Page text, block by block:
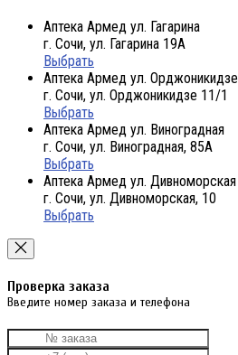
Аптека Армед ул. Гагарина
г. Сочи, ул. Гагарина 19А
Выбрать
Аптека Армед ул. Орджоникидзе
г. Сочи, ул. Орджоникидзе 11/1
Выбрать
Аптека Армед ул. Виноградная
г. Сочи, ул. Виноградная, 85А
Выбрать
Аптека Армед ул. Дивноморская
г. Сочи, ул. Дивноморская, 10
Выбрать
Проверка заказа
Введите номер заказа и телефона